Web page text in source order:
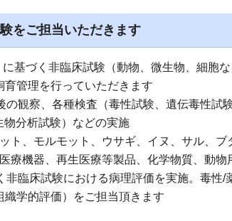
をご担当いただきます
基づく非臨床試験（動物、微生物、細胞
管理を行っていただきます
の観察、各種検査（毒性試験、遺伝毒性試
分析試験）などの実施
ト、モルモット、ウサギ、イヌ、サル、ブ
療機器、再生医療等製品、化学物質、動物
非臨床試験における病理評価を実施。毒性/
織学的評価）をご担当頂きます